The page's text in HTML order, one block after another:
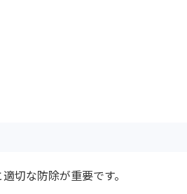
切な防除が重要です。